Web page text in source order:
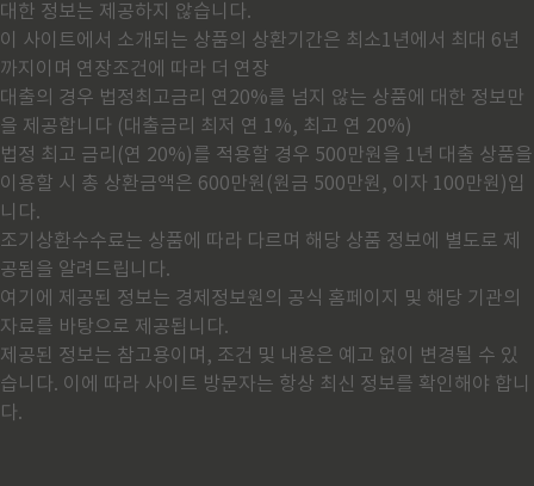
대한 정보는 제공하지 않습니다.
이 사이트에서 소개되는 상품의 상환기간은 최소1년에서 최대 6년
까지이며 연장조건에 따라 더 연장
대출의 경우 법정최고금리 연20%를 넘지 않는 상품에 대한 정보만
을 제공합니다 (대출금리 최저 연 1%, 최고 연 20%)
법정 최고 금리(연 20%)를 적용할 경우 500만원을 1년 대출 상품을
이용할 시 총 상환금액은 600만원(원금 500만원, 이자 100만원)입
니다.
조기상환수수료는 상품에 따라 다르며 해당 상품 정보에 별도로 제
공됨을 알려드립니다.
여기에 제공된 정보는 경제정보원의 공식 홈페이지 및 해당 기관의
자료를 바탕으로 제공됩니다.
제공된 정보는 참고용이며, 조건 및 내용은 예고 없이 변경될 수 있
습니다. 이에 따라 사이트 방문자는 항상 최신 정보를 확인해야 합니
다.